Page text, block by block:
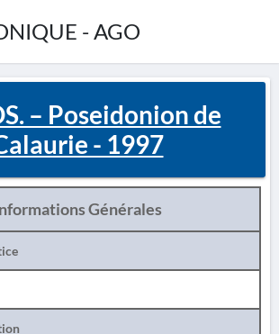
- AGO
– Poseidonion de
- 1997
Générales